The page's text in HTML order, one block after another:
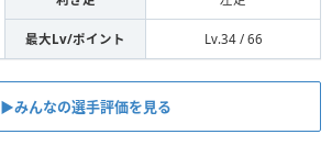
最大Lv/ポイント Lv.34 / 66
▶︎みんなの選手評価を見る